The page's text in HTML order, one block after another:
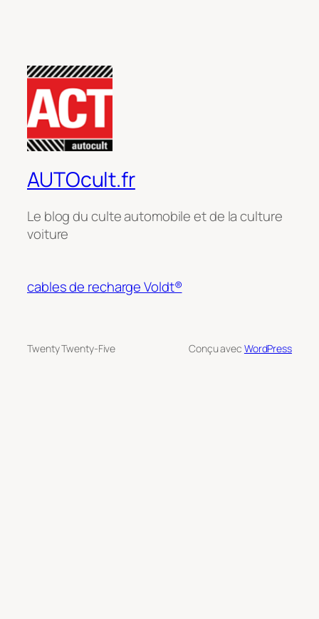
AUTOcult.fr
Le blog du culte automobile et de la culture
voiture
cables de recharge Voldt®
Twenty Twenty-Five Conçu avec WordPress